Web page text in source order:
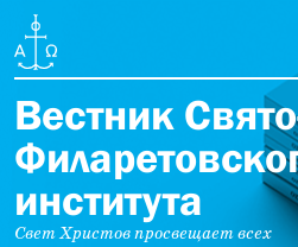
Вестник
института
Свет Христов просвещает всех